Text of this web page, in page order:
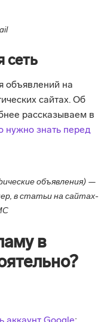
сеть
объявлений на
сайтах. Об
рассказываем в
нужно знать перед
объявления) —
в статьи на сайтах-
в